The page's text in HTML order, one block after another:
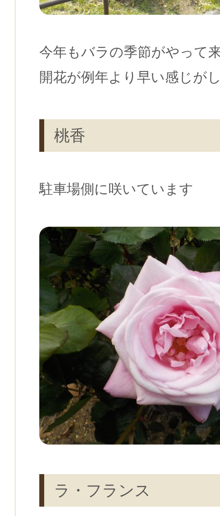
今年もバラの季節がやって
開花が例年より早い感じが
桃香
駐車場側に咲いています
ラ・フランス